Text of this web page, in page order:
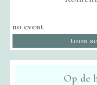
no event
toon
Op de